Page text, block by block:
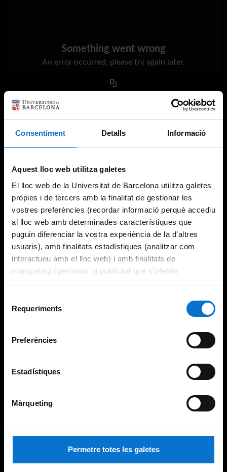
Consentiment Detalls Informació
Aquest lloc web utilitza galetes
El lloc web de la Universitat de Barcelona utilitza galetes
pròpies i de tercers amb la finalitat de gestionar les
vostres preferències (recordar informació perquè accediu
al lloc web amb determinades característiques que
puguin diferenciar la vostra experiència de la d’altres
usuaris), amb finalitats estadístiques (analitzar com
interactueu amb el lloc web) i amb finalitats de
màrqueting (gestionar la publicitat que s’ofereix
adequant-la en funció dels vostres hàbits de navegació).
consultar laPolítica de galetes del lloc web de la
Requeriments
Preferències
Estadístiques
Màrqueting
Permetre totes les galetes
Something went wrong
An error occurred, please try again later.